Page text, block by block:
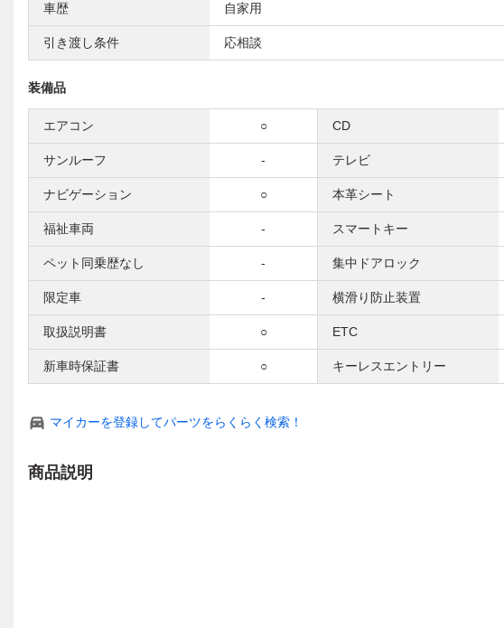
車歴 自家用
引き渡し条件 応相談
装備品
エアコン ○ CD
サンルーフ - テレビ
ナビゲーション ○ 本革シート
福祉車両 - スマートキー
ペット同乗歴なし - 集中ドアロック
限定車 - 横滑り防止装置
取扱説明書 ○ ETC
新車時保証書 ○ キーレスエントリー
マイカーを登録してパーツをらくらく検索！
商品説明